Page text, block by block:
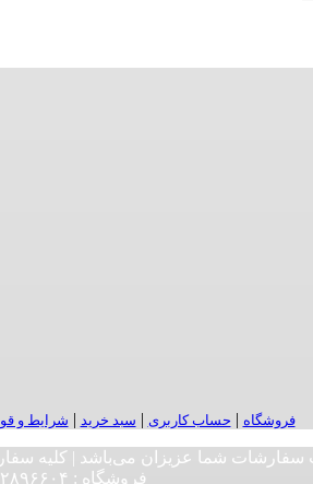
فروشگاه | حساب کاربری | سبد خرید | شرایط و
نرد به صورت ۲۴ ساعت پذیرای ثبت سفارشات
فروشگاه :‌ ۰۲۱۲۲۸۹۶۶۰۴